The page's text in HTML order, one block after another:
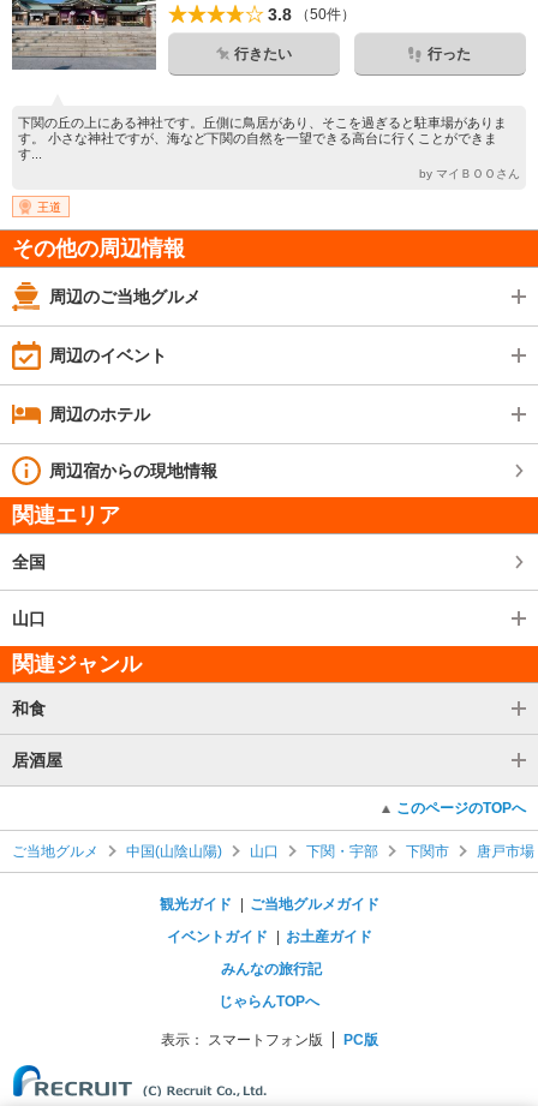
3.8 （50件）
行きたい 行った
下関の丘の上にある神社です。丘側に鳥居があり、そこを過ぎると駐車場がありま
す。 小さな神社ですが、海など下関の自然を一望できる高台に行くことができま
す...
by マイＢＯＯさん
王道
その他の周辺情報
周辺のご当地グルメ
周辺のイベント
周辺のホテル
周辺宿からの現地情報
関連エリア
全国
山口
関連ジャンル
和食
居酒屋
このページのTOPへ
ご当地グルメ 中国(山陰山陽) 山口 下関・宇部 下関市 唐戸市
観光ガイド
ご当地グルメガイド
イベントガイド
お土産ガイド
みんなの旅行記
じゃらんTOPへ
表示： スマートフォン版 PC版